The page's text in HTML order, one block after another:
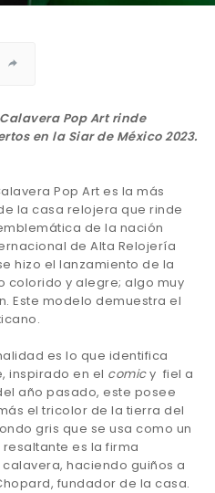
Pop Art rinde
en la Siar de México 2023.
Pop Art es la más
la casa relojera que rinde
de la nación
de Alta Relojería
hizo el lanzamiento de la
colorido y alegre; algo muy
Este modelo demuestra el
es lo que identifica
inspirado en el comicy fiel a
año pasado, este posee
el tricolor de la tierra del
gris que se usa como un
es la firma
haciendo guiños a
fundador de la casa.